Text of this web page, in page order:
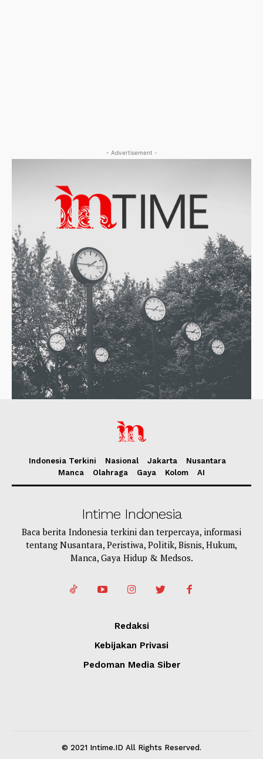
- Advertisement -
Indonesia Terkini Nasional Jakarta
Nusantara
Manca
Olahraga Gaya Kolom AI
Intime Indonesia
Baca berita Indonesia terkini dan terpercaya, informasi
tentang Nusantara, Peristiwa, Politik, Bisnis, Hukum,
Manca, Gaya Hidup & Medsos.
Redaksi
Kebijakan Privasi
Pedoman Media Siber
© 2021 Intime.ID All Rights Reserved.